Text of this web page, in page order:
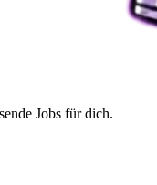
Jobs für dich.